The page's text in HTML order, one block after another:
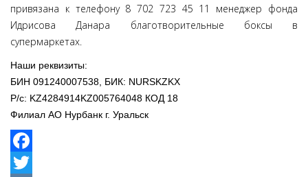
привязана к телефону 8 702 723 45 11 менеджер фонда
Идрисова Данара благотворительные боксы в
супермаркетах.
Наши реквизиты:
БИН 091240007538, БИК: NURSKZKX
Р/с: KZ4284914KZ005764048 КОД 18
Филиал АО Нурбанк г. Уральск
Facebook